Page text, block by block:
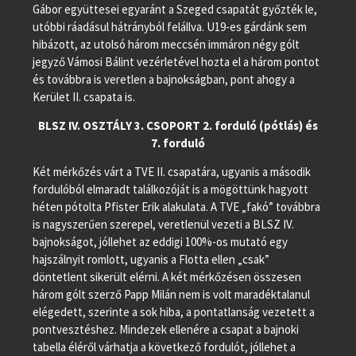
Gábor együttesei egyaránt a Szeged csapatát győzték le,
utóbbi ráadásul hátrányból felállva. U19-es gárdánk sem
hibázott, az utolsó három meccsén immáron négy gólt
jegyző Vámosi Bálint vezérletével hozta el a három pontot
és továbbra is veretlen a bajnokságban, pont ahogy a
Kerület II. csapata is.
BLSZ IV. OSZTÁLY 3. CSOPORT 2. forduló (pótlás) és
7. forduló
Két mérkőzés várt a TVE II. csapatára, ugyanis a második
fordulóból elmaradt találkozóját is a mögöttünk hagyott
héten pótolta Pfister Erik alakulata. A TVE „fakó” továbbra
is nagyszerűen szerepel, veretlenül vezeti a BLSZ IV.
bajnokságot, jóllehet az eddigi 100%-os mutató egy
hajszálnyit romlott, ugyanis a Flotta ellen „csak”
döntetlent sikerült elérni. A két mérkőzésen összesen
három gólt szerző Papp Milán nem is volt maradéktalanul
elégedett, szerinte a sok hiba, a pontatlanság vezetett a
pontvesztéshez. Mindezek ellenére a csapat a bajnoki
tabella éléről várhatja a következő fordulót, jóllehet a